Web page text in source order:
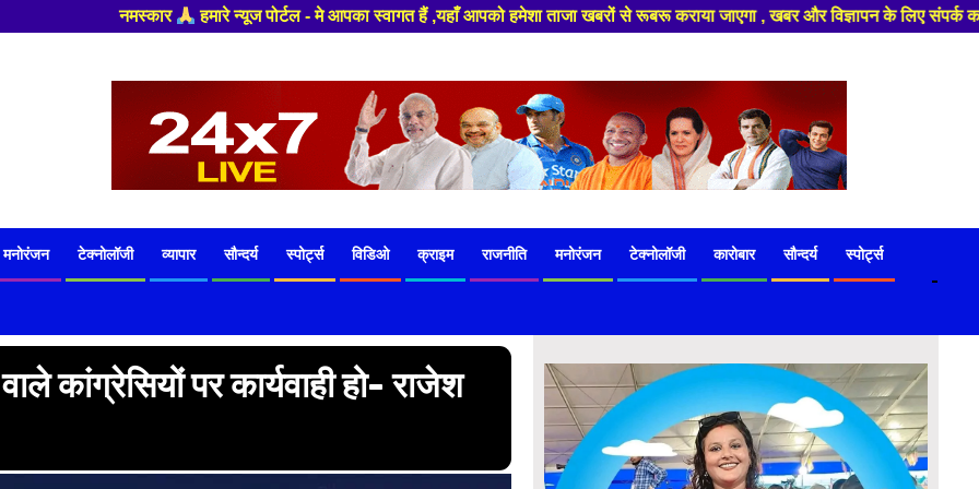
पोर्टल - मे आपका स्वागत हैं ,यहाँ आपको हमेशा ताजा खबरों से रूबरू कराया जाएगा , खबर और विज्ञापन के लिए संपर्क करे +91 97541 60816 ,हमारे यूट्यूब
मनोरंजन टेक्नोलॉजी व्यापार सौन्दर्य स्पोर्ट्स विडिओ क्राइम राजनीति मनोरंजन टेक्नोलॉजी कारोबार सौन्दर्य स्पोर्ट्स
-
पर कार्यवाही हो- राजेश